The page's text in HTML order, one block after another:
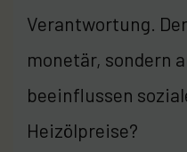
Verantwortung.
monetär, sondern
beeinflussen
Heizölpreise?